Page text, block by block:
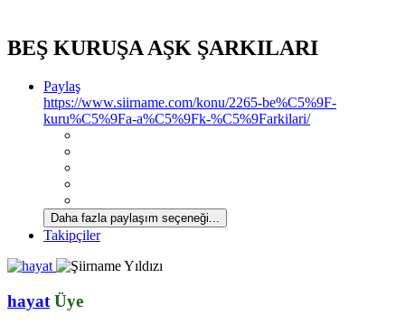
BEŞ KURUŞA AŞK ŞARKILARI
Paylaş
https://www.siirname.com/konu/2265-be%C5%9F-
kuru%C5%9Fa-a%C5%9Fk-%C5%9Farkilari/
Daha fazla paylaşım seçeneği...
Takipçiler
hayat Üye